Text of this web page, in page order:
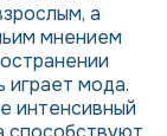
а
мнением
играет мода.
интенсивный